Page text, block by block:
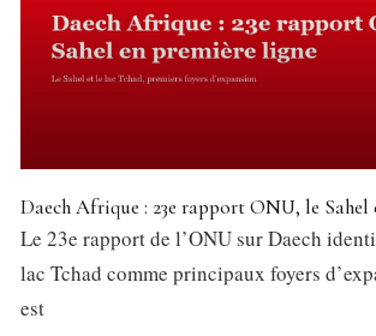
Daech Afrique : 23e rapport ONU, le Sahel
Le 23e rapport de l’ONU sur Daech
lac Tchad comme principaux foyers
est